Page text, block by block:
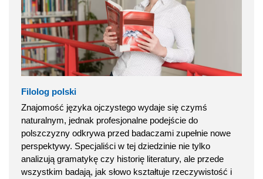
Filolog polski
Znajomość języka ojczystego wydaje się czymś
naturalnym, jednak profesjonalne podejście do
polszczyzny odkrywa przed badaczami zupełnie nowe
perspektywy. Specjaliści w tej dziedzinie nie tylko
analizują gramatykę czy historię literatury, ale przede
wszystkim badają, jak słowo kształtuje rzeczywistość i